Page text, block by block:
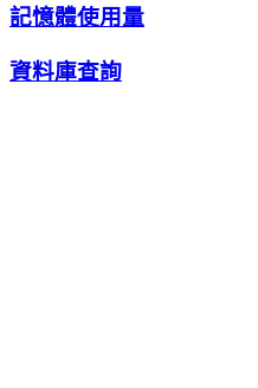
記憶體使用量
資料庫查詢